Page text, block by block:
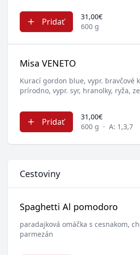
Pridať
31,00€
600 g
Misa VENETO
Kurací gordon blue, vypr. bravčové
prírodno, vypr. syr, hranolky, ryža,
Pridať
31,00€
600 g · A: 1,3,7
Cestoviny
Spaghetti Al pomodoro
paradajková omáčka s cesnakom,
parmezán